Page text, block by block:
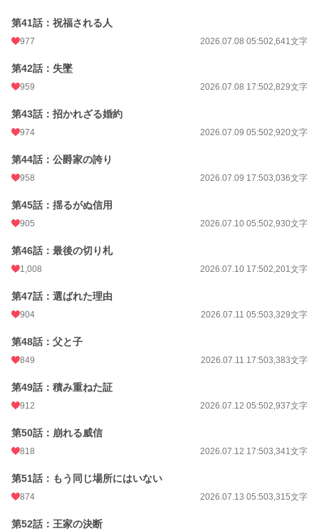
第41話：祝福される人
977 2026.07.08 05:502,641文字
第42話：失墜
959 2026.07.08 17:502,829文字
第43話：招かれざる婚約
974 2026.07.09 05:502,920文字
第44話：公爵家の誇り
958 2026.07.09 17:503,036文字
第45話：揺るがぬ信用
905 2026.07.10 05:502,930文字
第46話：最後の切り札
1,008 2026.07.10 17:502,201文字
第47話：選ばれた理由
904 2026.07.11 05:503,329文字
第48話：父と子
849 2026.07.11 17:503,383文字
第49話：積み重ねた証
912 2026.07.12 05:502,937文字
第50話：崩れる威信
818 2026.07.12 17:503,341文字
第51話：もう同じ場所にはいない
874 2026.07.13 05:503,315文字
第52話：王家の決断